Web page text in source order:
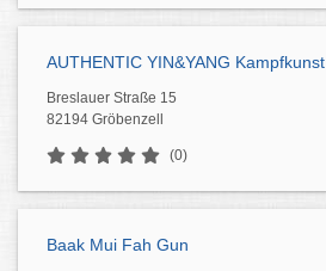
AUTHENTIC YIN&YANG Kampfkunst
Breslauer Straße 15
82194 Gröbenzell
(0)
Baak Mui Fah Gun